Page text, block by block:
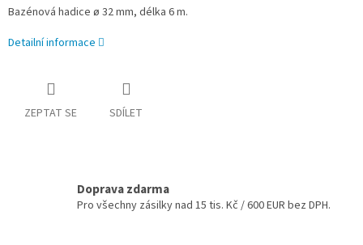
Bazénová hadice ø 32 mm, délka 6 m.
Detailní informace
ZEPTAT SE SDÍLET
Doprava zdarma
Pro všechny zásilky nad 15 tis. Kč / 600 EUR bez DPH.